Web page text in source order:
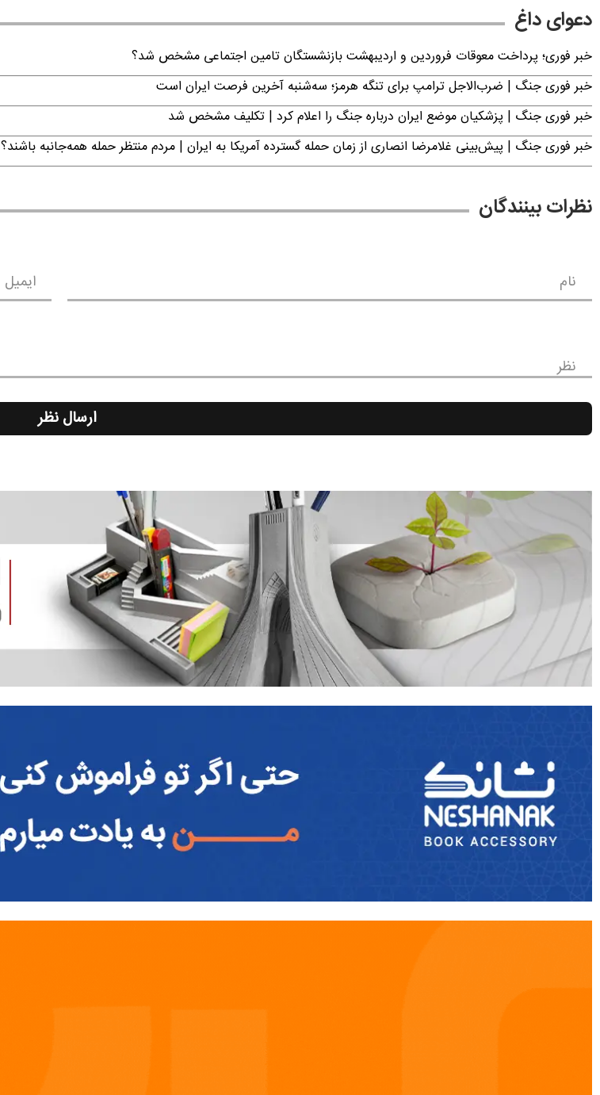
دعوای داغ
خبر فوری؛ پرداخت معوقات فروردین و اردیبهشت بازنشستگان تامین اجتماعی مشخص شد؟
خبر فوری جنگ | ضرب‌الاجل ترامپ برای تنگه هرمز؛ سه‌شنبه آخرین فرصت ایران است
خبر فوری جنگ | پزشکیان موضع ایران درباره جنگ را اعلام کرد | تکلیف مشخص شد
خبر فوری جنگ | پیش‌بینی غلامرضا انصاری از زمان حمله گسترده آمریکا به ایران | مردم منتظر حمله همه‌جانبه باشند؟
نظرات بینندگان
نام ایمیل
نظر
ارسال نظر